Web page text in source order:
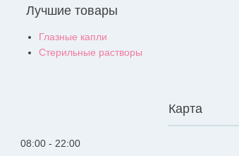
Лучшие товары
Глазные капли
Стерильные растворы
08:00
22:00
Карта